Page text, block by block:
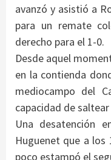
avanzó y asistió a
para un remate
derecho para el 1-0.
Desde aquel
en la contienda
mediocampo del
capacidad de
Una desatención
Huguenet que a los
poco estampó el